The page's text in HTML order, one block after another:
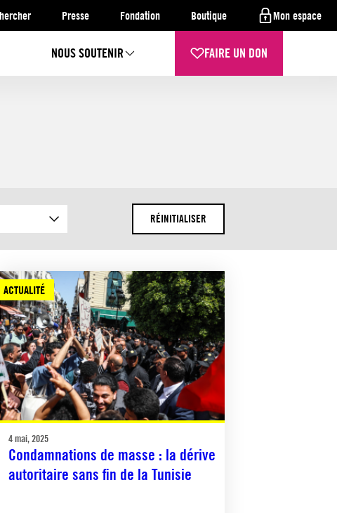
Presse Fondation Boutique Mon espace
NOUS SOUTENIR FAIRE UN DON
RÉINITIALISER
ACTUALITÉ
4 mai, 2025
Condamnations de masse : la dérive
autoritaire sans fin de la Tunisie